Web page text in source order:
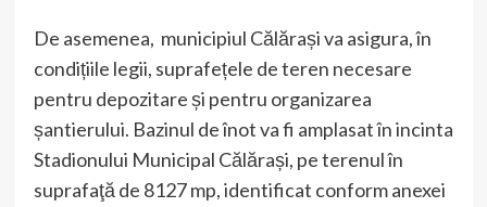
De asemenea, municipiul Călărași va asigura, în
condițiile legii, suprafețele de teren necesare
pentru depozitare și pentru organizarea
șantierului. Bazinul de înot va fi amplasat în incinta
Stadionului Municipal Călărași, pe terenul în
suprafaţă de 8127 mp, identificat conform anexei